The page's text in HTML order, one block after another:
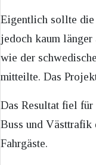
Eigentlich sollte die
jedoch kaum länger
wie der
mitteilte. Das
Das Resultat fiel für
Buss und Västtrafik
Fahrgäste.